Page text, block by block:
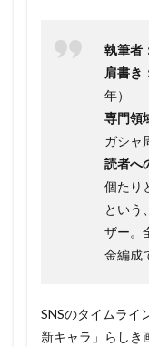
執筆者
肩書き
年）
専門領
ガシャ
読者へ
個たり
という
ザー。
金編成
SNSのタイムライ
新キャラ」らしき